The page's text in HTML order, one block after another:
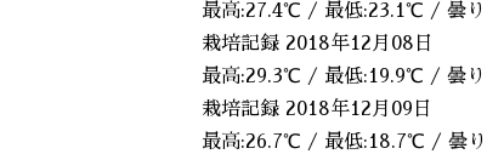
最高:27.4℃ / 最低:23.1℃ / 曇り
栽培記録 2018年12月08日
最高:29.3℃ / 最低:19.9℃ / 曇り
栽培記録 2018年12月09日
最高:26.7℃ / 最低:18.7℃ / 曇り